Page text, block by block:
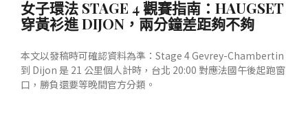
女子環法 STAGE 4 觀賽指南：HAUGSET
穿黃衫進 DIJON，兩分鐘差距夠不夠
本文以發稿時可確認資料為準：Stage 4 Gevrey-Chambertin
到 Dijon 是 21 公里個人計時，台北 20:00 對應法國午後起跑窗
口，勝負還要等晚間官方分類。